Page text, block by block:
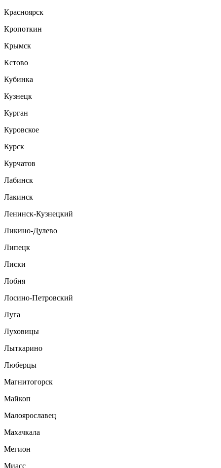
Красноярск
Кропоткин
Крымск
Кстово
Кубинка
Кузнецк
Курган
Куровское
Курск
Курчатов
Лабинск
Лакинск
Ленинск-Кузнецкий
Ликино-Дулево
Липецк
Лиски
Лобня
Лосино-Петровский
Луга
Луховицы
Лыткарино
Люберцы
Магнитогорск
Майкоп
Малоярославец
Махачкала
Мегион
Миасс